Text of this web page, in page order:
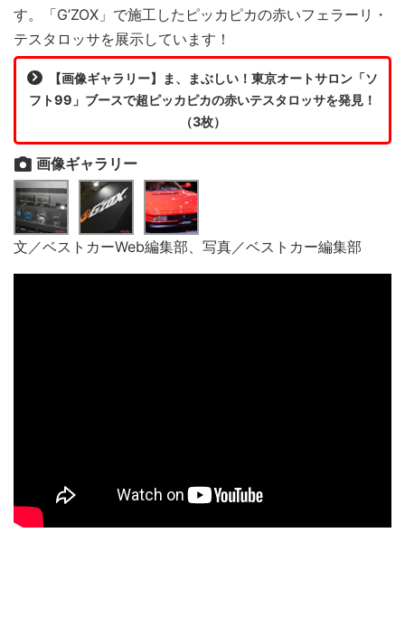
す。「G’ZOX」で施工したピッカピカの赤いフェラーリ・
テスタロッサを展示しています！
【画像ギャラリー】ま、まぶしい！東京オートサロン「ソ
フト99」ブースで超ピッカピカの赤いテスタロッサを発見！
（3枚）
画像ギャラリー
文／ベストカーWeb編集部、写真／ベストカー編集部